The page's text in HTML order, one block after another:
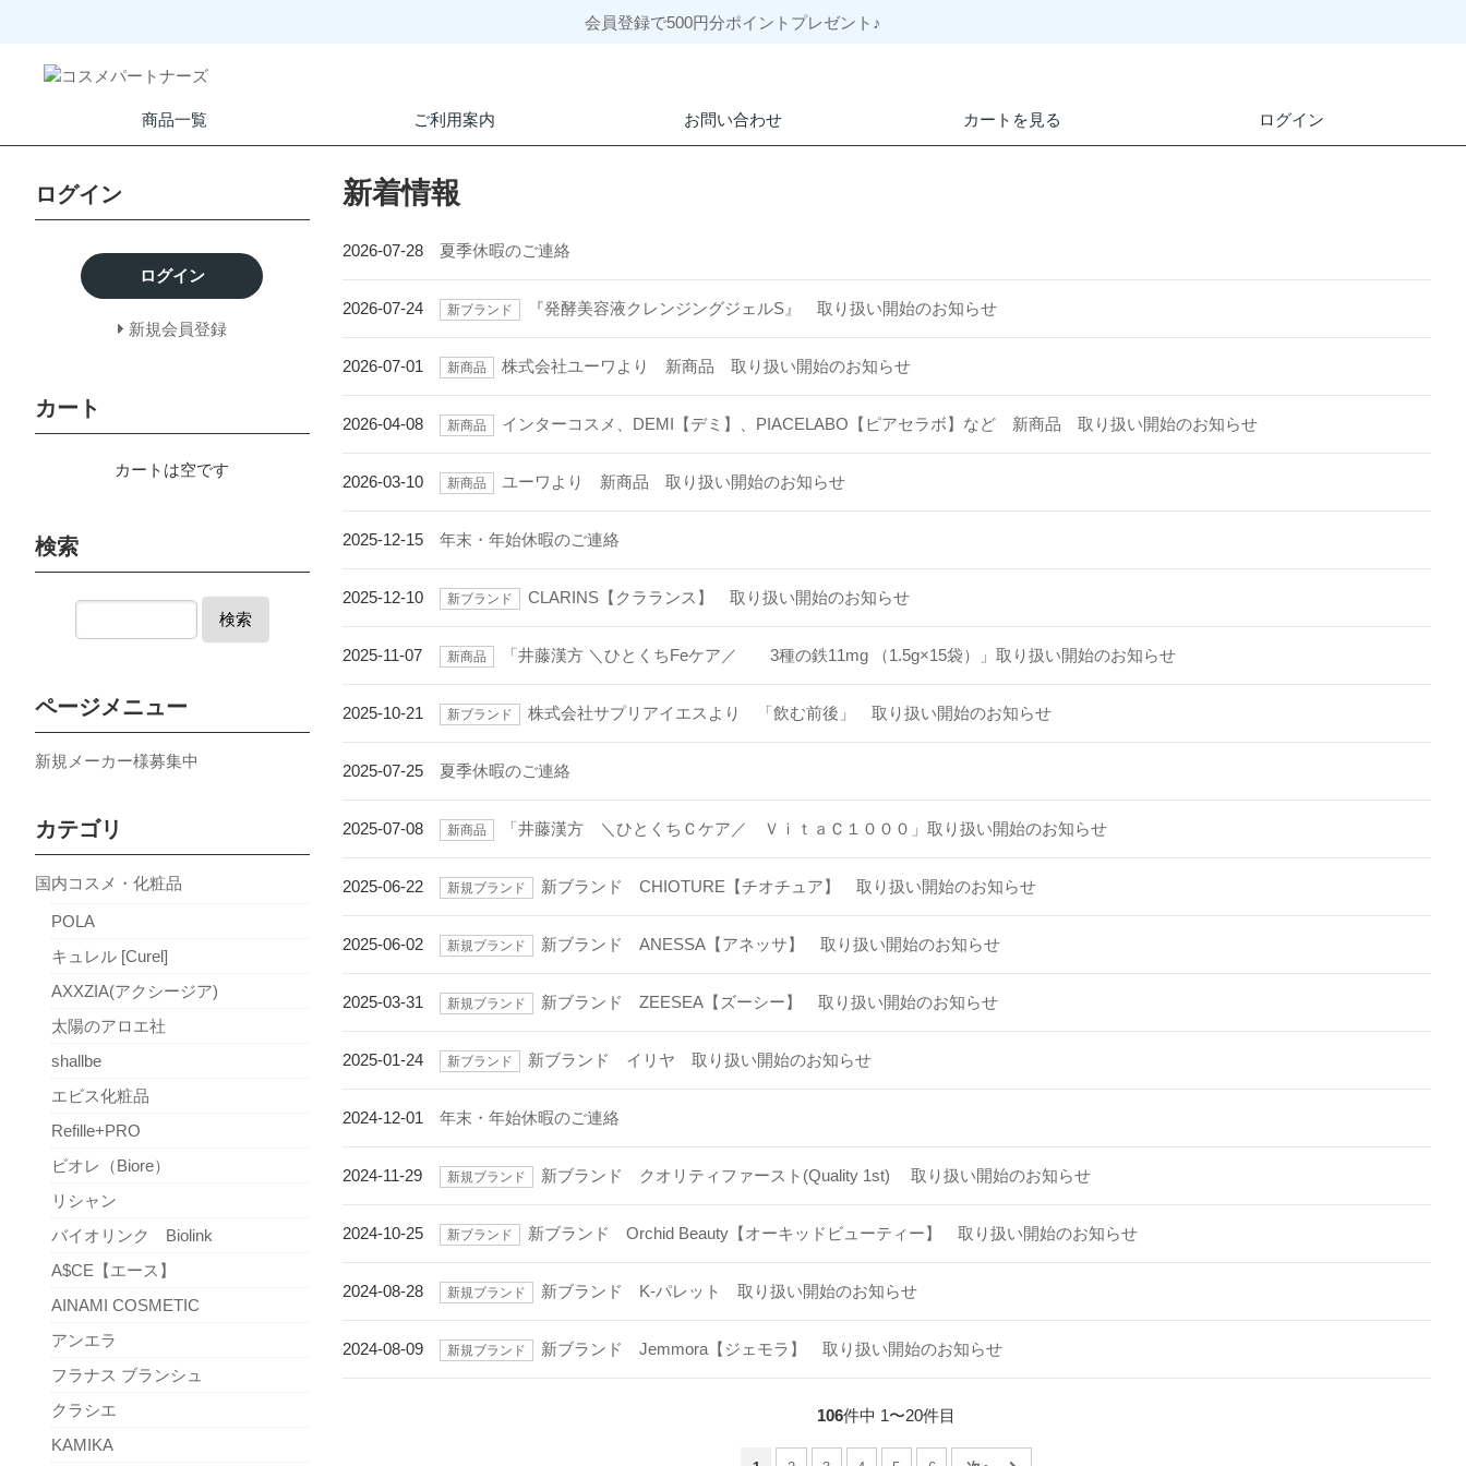
会員登録で500円分ポイントプレゼント♪
商品一覧 ご利用案内 お問い合わせ カートを見る ログイン
新着情報
2026-07-28 夏季休暇のご連絡
2026-07-24 新ブランド 『発酵美容液クレンジングジェルS』 取り扱い開始のお知らせ
2026-07-01 新商品 株式会社ユーワより 新商品 取り扱い開始のお知らせ
2026-04-08 新商品 インターコスメ、DEMI【デミ】、PIACELABO【ピアセラボ】など 新商品 取り扱い開始のお知らせ
2026-03-10 新商品 ユーワより 新商品 取り扱い開始のお知らせ
2025-12-15 年末・年始休暇のご連絡
2025-12-10 新ブランド CLARINS【クラランス】 取り扱い開始のお知らせ
2025-11-07 新商品 「井藤漢方 ＼ひとくちFeケア／ 3種の鉄11mg （1.5g×15袋）」取り扱い開始のお知らせ
2025-10-21 新ブランド 株式会社サプリアイエスより 「飲む前後」 取り扱い開始のお知らせ
2025-07-25 夏季休暇のご連絡
2025-07-08 新商品 「井藤漢方 ＼ひとくちＣケア／ ＶｉｔａＣ１０００」取り扱い開始のお知らせ
2025-06-22 新規ブランド 新ブランド CHIOTURE【チオチュア】 取り扱い開始のお知らせ
2025-06-02 新規ブランド 新ブランド ANESSA【アネッサ】 取り扱い開始のお知らせ
2025-03-31 新規ブランド 新ブランド ZEESEA【ズーシー】 取り扱い開始のお知らせ
2025-01-24 新ブランド 新ブランド イリヤ 取り扱い開始のお知らせ
2024-12-01 年末・年始休暇のご連絡
2024-11-29 新規ブランド 新ブランド クオリティファースト(Quality 1st) 取り扱い開始のお知らせ
2024-10-25 新ブランド 新ブランド Orchid Beauty【オーキッドビューティー】 取り扱い開始のお知らせ
2024-08-28 新規ブランド 新ブランド K-パレット 取り扱い開始のお知らせ
2024-08-09 新規ブランド 新ブランド Jemmora【ジェモラ】 取り扱い開始のお知らせ
106件中 1〜20件目
ログイン
ログイン
新規会員登録
カート
カートは空です
検索
検索
ページメニュー
新規メーカー様募集中
カテゴリ
国内コスメ・化粧品
POLA
キュレル [Curel]
AXXZIA(アクシージア)
太陽のアロエ社
shallbe
エビス化粧品
Refille+PRO
ビオレ（Biore）
リシャン
バイオリンク Biolink
A$CE【エース】
AINAMI COSMETIC
アンエラ
フラナス ブランシュ
クラシエ
KAMIKA